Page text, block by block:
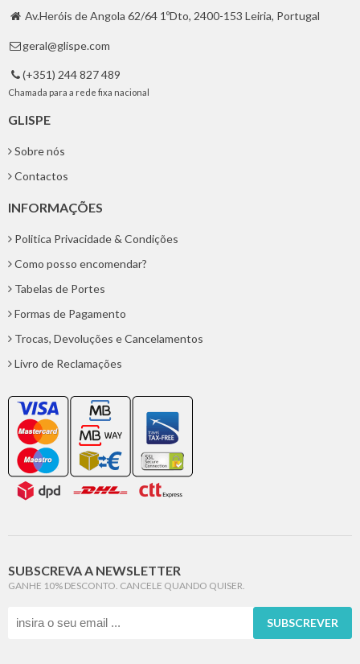
 Av.Heróis de Angola 62/64 1ºDto, 2400-153 Leiria, Portugal
 geral@glispe.com
 (+351) 244 827 489
Chamada para a rede fixa nacional
GLISPE
Sobre nós
Contactos
INFORMAÇÕES
Politica Privacidade & Condições
Como posso encomendar?
Tabelas de Portes
Formas de Pagamento
Trocas, Devoluções e Cancelamentos
Livro de Reclamações
SUBSCREVA A NEWSLETTER
GANHE 10% DESCONTO. CANCELE QUANDO QUISER.
SUBSCREVER